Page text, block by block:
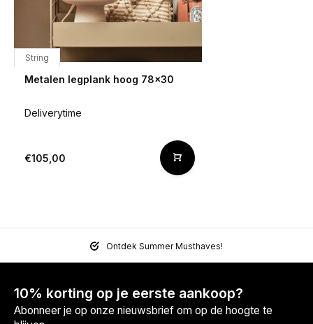
String
Metalen legplank hoog 78x30
Deliverytime
€105,00
Ontdek Summer Musthaves!
10% korting op je eerste aankoop?
Abonneer je op onze nieuwsbrief om op de hoogte te